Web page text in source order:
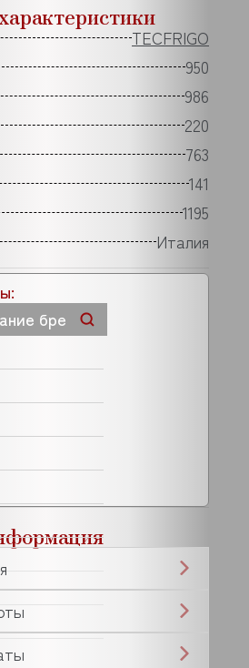
TECFRIGO
950
986
220
763
141
1195
Италия